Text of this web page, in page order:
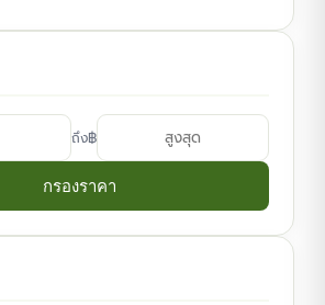
ถึง฿
กรองราคา